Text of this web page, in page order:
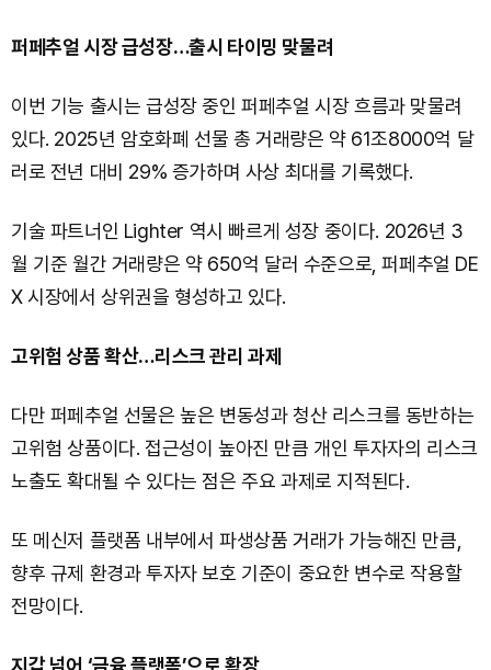
퍼페추얼 시장 급성장…출시 타이밍 맞물려
이번 기능 출시는 급성장 중인 퍼페추얼 시장 흐름과 맞물려
있다. 2025년 암호화폐 선물 총 거래량은 약 61조8000억 달
러로 전년 대비 29% 증가하며 사상 최대를 기록했다.
기술 파트너인 Lighter 역시 빠르게 성장 중이다. 2026년 3
월 기준 월간 거래량은 약 650억 달러 수준으로, 퍼페추얼 DE
X 시장에서 상위권을 형성하고 있다.
고위험 상품 확산…리스크 관리 과제
다만 퍼페추얼 선물은 높은 변동성과 청산 리스크를 동반하는
고위험 상품이다. 접근성이 높아진 만큼 개인 투자자의 리스크
노출도 확대될 수 있다는 점은 주요 과제로 지적된다.
또 메신저 플랫폼 내부에서 파생상품 거래가 가능해진 만큼,
향후 규제 환경과 투자자 보호 기준이 중요한 변수로 작용할
전망이다.
지갑 넘어 ‘금융 플랫폼’으로 확장